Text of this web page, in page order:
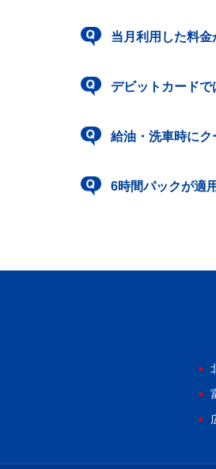
当月利用した料金
デビットカードで
給油・洗車時にク
6時間パックが適